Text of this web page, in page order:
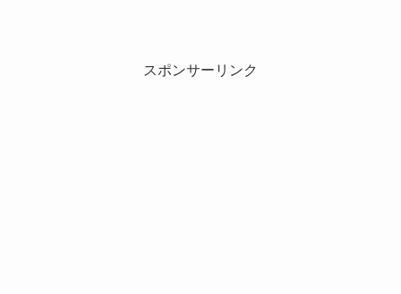
スポンサーリンク